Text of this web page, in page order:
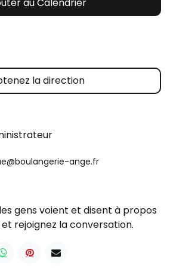
la direction
ange.fr
gens voient et disent à propos
rejoignez la conversation.